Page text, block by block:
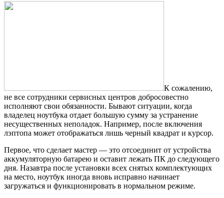
К сожалению,
не все сотрудники сервисных центров добросовестно
исполняют свои обязанности. Бывают ситуации, когда
владелец ноутбука отдает большую сумму за устранение
несущественных неполадок. Например, после включения
лэптопа может отображаться лишь черный квадрат и курсор.
Первое, что сделает мастер — это отсоединит от устройства
аккумуляторную батарею и оставит лежать ПК до следующего
дня. Назавтра после установки всех снятых комплектующих
на место, ноутбук иногда вновь исправно начинает
загружаться и функционировать в нормальном режиме.